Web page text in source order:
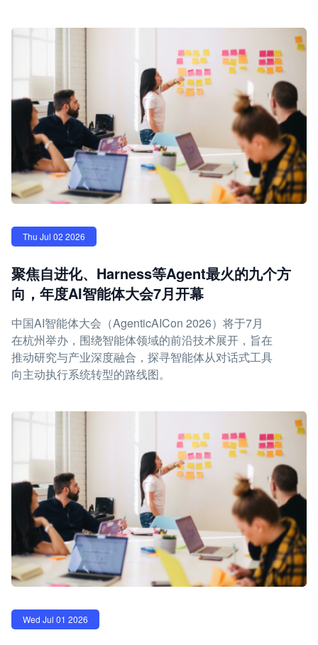
Thu Jul 02 2026
聚焦自进化、Harness等Agent最火的九个方
向，年度AI智能体大会7月开幕
中国AI智能体大会（AgenticAICon 2026）将于7月
在杭州举办，围绕智能体领域的前沿技术展开，旨在
推动研究与产业深度融合，探寻智能体从对话式工具
向主动执行系统转型的路线图。
Wed Jul 01 2026